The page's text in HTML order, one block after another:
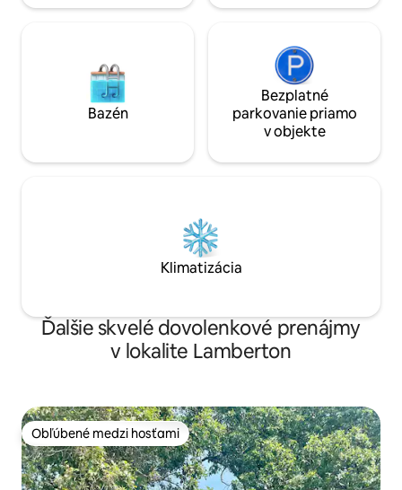
Bazén
Bezplatné
parkovanie priamo
v objekte
Klimatizácia
Ďalšie skvelé dovolenkové prenájmy
v lokalite Lamberton
Obľúbené medzi hosťami
Obľúbené medzi hosťami